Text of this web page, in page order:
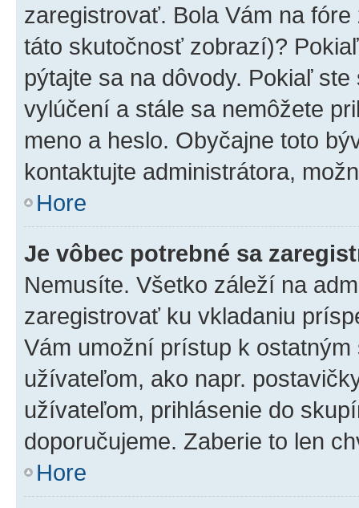
zaregistrovať. Bola Vám na
táto skutočnosť zobrazí)?
pýtajte sa na dôvody. Pokiaľ
vylúčení a stále sa nemôžete
meno a heslo. Obyčajne toto
kontaktujte administrátora,
Hore
Je vôbec potrebné sa
Nemusíte. Všetko záleží na
zaregistrovať ku vkladaniu
Vám umožní prístup k
užívateľom, ako napr.
užívateľom, prihlásenie do
doporučujeme. Zaberie to len
Hore